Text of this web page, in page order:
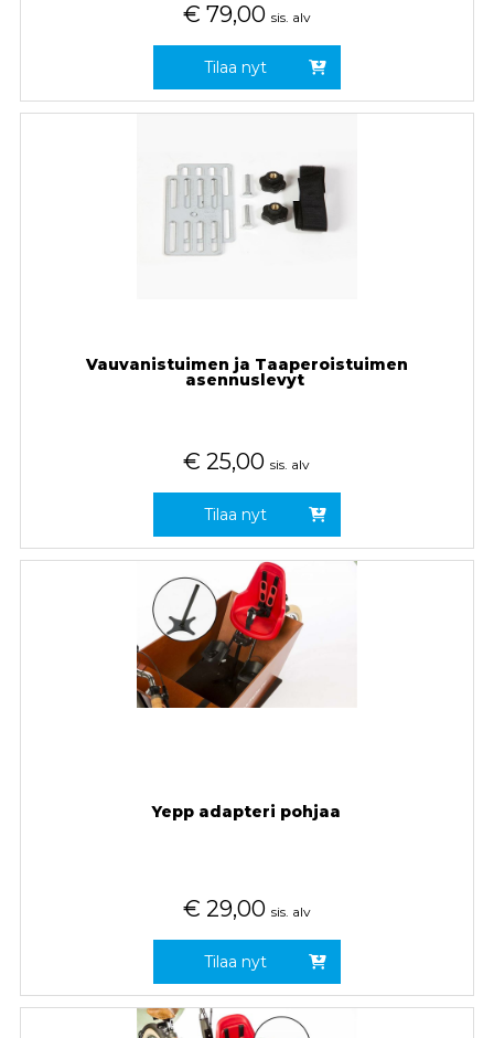
€ 79,00 sis. alv
Tilaa nyt
Vauvanistuimen ja Taaperoistuimen
asennuslevyt
€ 25,00 sis. alv
Tilaa nyt
Yepp adapteri pohjaa
€ 29,00 sis. alv
Tilaa nyt